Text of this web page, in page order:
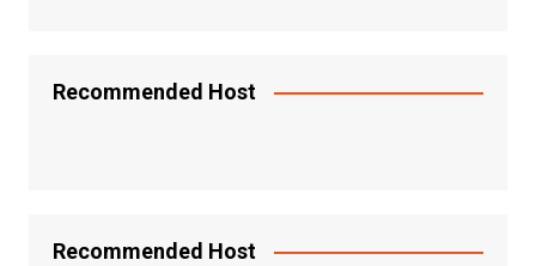
Recommended Host
Recommended Host